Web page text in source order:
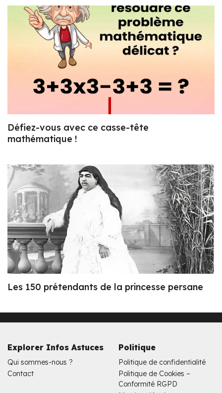
Défiez-vous avec ce casse-tête
mathématique !
Les 150 prétendants de la princesse persane
Explorer Infos Astuces
Qui sommes-nous ?
Contact
Politique
Politique de confidentialité
Politique de Cookies –
Conformité RGPD